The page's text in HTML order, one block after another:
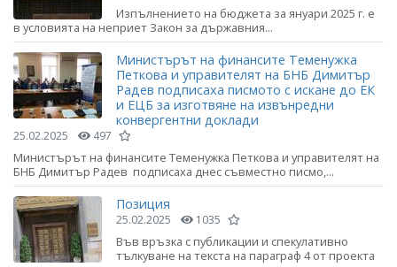
Изпълнението на бюджета за януари 2025 г. е
в условията на неприет Закон за държавния...
Министърът на финансите Теменужка
Петкова и управителят на БНБ Димитър
Радев подписаха писмото с искане до ЕК
и ЕЦБ за изготвяне на извънредни
конвергентни доклади
25.02.2025 497
Министърът на финансите Теменужка Петкова и управителят на
БНБ Димитър Радев подписаха днес съвместно писмо,...
Позиция
25.02.2025 1035
Във връзка с публикации и спекулативно
тълкуване на текста на параграф 4 от проекта